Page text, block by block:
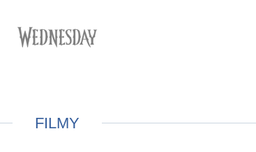
FILMY